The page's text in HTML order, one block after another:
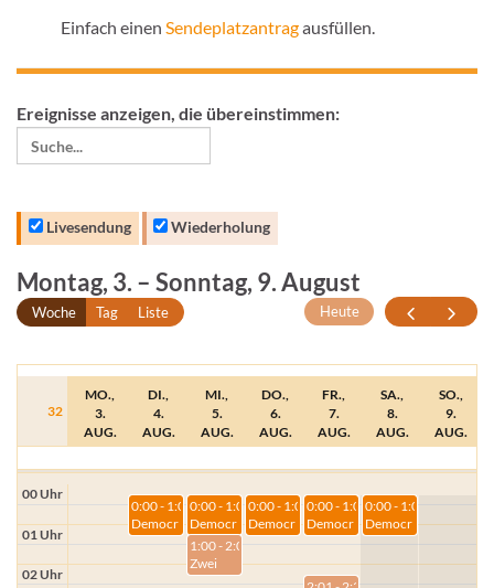
Einfach einen Sendeplatzantragausfüllen.
Ereignisse anzeigen, die übereinstimmen:
Livesendung Wiederholung
Montag, 3. – Sonntag, 9. August
Woche Tag Liste Heute
32
MO.,
3.
AUG.
DI.,
4.
AUG.
MI.,
5.
AUG.
DO.,
6.
AUG.
FR.,
7.
AUG.
SA.,
8.
AUG.
SO.,
9.
AUG.
00 Uhr
01 Uhr
02 Uhr
0:00 - 1:00
Democr
acy
0:00 - 1:00
Democr
acy
now!
1:00 - 2:00
Zwei
Blickwi
0:00 - 1:00
Democr
acy
0:00 - 1:00
Democr
acy
0:00 - 1:00
Democr
acy